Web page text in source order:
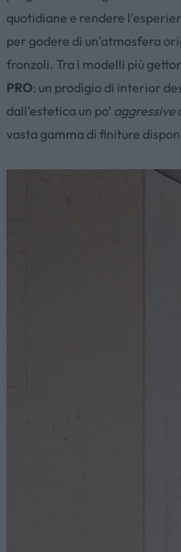
quotidiane e rendere
per godere di un’atmosfera
fronzoli. Tra i modelli più
PRO: un prodigio di interior
dall’estetica un po’ aggressive
vasta gamma di finiture